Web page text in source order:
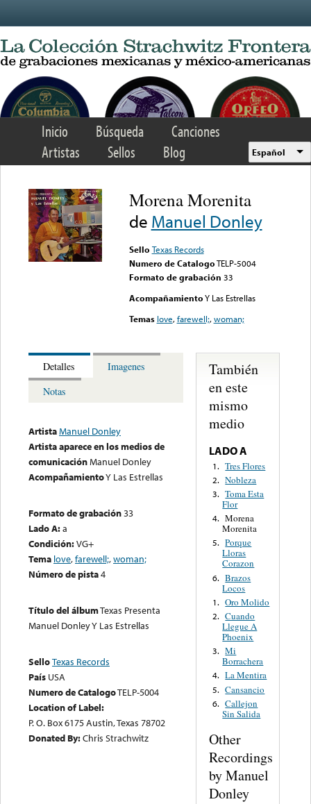
Inicio Búsqueda
Canciones
Artistas
Sellos Blog Español
Morena Morenita
de Manuel Donley
Sello Texas Records
Numero de CatalogoTELP-5004
Formato de grabación 33
AcompañamientoY Las Estrellas
Temas love,farewell;,woman;
Detalles
Imagenes
Notas
ArtistaManuel Donley
Artista aparece en los medios de
comunicaciónManuel Donley
AcompañamientoY Las Estrellas
Formato de grabación33
Lado A:a
Condición:VG+
Tema love,farewell;,woman;
Número de pista4
Título del álbumTexas Presenta
Manuel Donley Y Las Estrellas
SelloTexas Records
País USA
Numero de CatalogoTELP-5004
Location of Label:
P. O. Box 6175 Austin, Texas 78702
Donated By:Chris Strachwitz
También
en este
mismo
medio
LADO A
1. Tres Flores
2. Nobleza
3. Toma Esta
Flor
4. Morena
Morenita
5. Porque
Lloras
Corazon
6. Brazos
Locos
1. Oro Molido
2. Cuando
Llegue A
Phoenix
3. Mi
Borrachera
4. La Mentira
5. Cansancio
6. Callejon
Sin Salida
Other
Recordings
by Manuel
Donley